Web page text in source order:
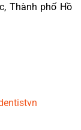
Thành phố Hồ